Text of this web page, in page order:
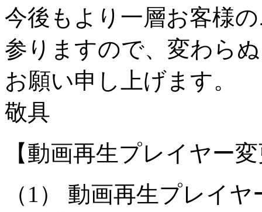
今後もより一層お客様
参りますので、変わら
お願い申し上げます。
敬具
【動画再生プレイヤー
（1） 動画再生プレイ